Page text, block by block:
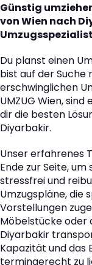
Günstig
von Wien nach
Du planst einen
bist auf der Suche
erschwinglichen
UMZUG Wien,
dir die besten
Diyarbakir.
Unser erfahrenes
Ende zur Seite,
stressfrei und
Umzugspläne, die
Vorstellungen
Möbelstücke oder
Diyarbakir
Kapazität und das
termingerecht zu